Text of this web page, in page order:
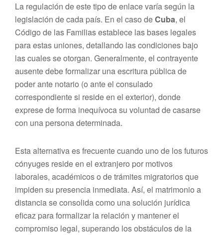
La regulación de este tipo de enlace varía según la
legislación de cada país. En el caso deCuba, el
Código de las Familias establece las bases legales
para estas uniones, detallando las condiciones bajo
las cuales se otorgan. Generalmente, el contrayente
ausente debe formalizar una escritura pública de
poder ante notario (o ante el consulado
correspondiente si reside en el exterior), donde
exprese de forma inequívoca su voluntad de casarse
con una persona determinada.
Esta alternativa es frecuente cuando uno de los futuros
cónyuges reside en el extranjero por motivos
laborales, académicos o de trámites migratorios que
impiden su presencia inmediata. Así, el matrimonio a
distancia se consolida como una solución jurídica
eficaz para formalizar la relación y mantener el
compromiso legal, superando los obstáculos de la